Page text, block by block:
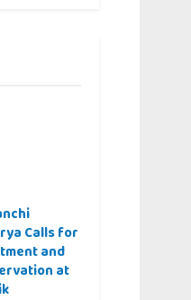
Calls for
and
at